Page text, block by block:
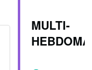
MULTI-